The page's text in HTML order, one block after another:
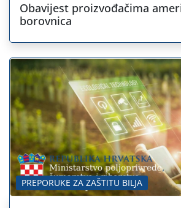
Obavijest proizvođačima
borovnica
PREPORUKE ZA ZAŠTITU BILJA